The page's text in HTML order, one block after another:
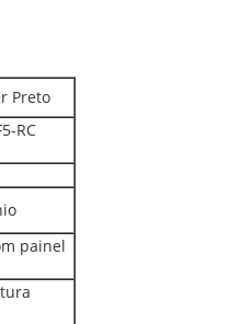
Preto
RC
painel